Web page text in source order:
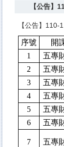
【公告】
【公告】
序號 開
1
五專
2
五專
3
五專
4
五專
5
五專
6
五專
7 五專